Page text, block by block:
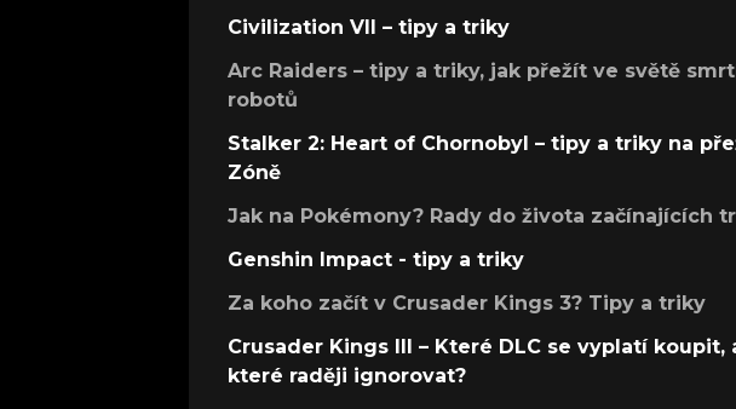
Civilization VII – tipy a triky
Arc Raiders – tipy a triky, jak přežít ve světě
robotů
Stalker 2: Heart of Chornobyl – tipy a triky na
Zóně
Jak na Pokémony? Rady do života začínajících
Genshin Impact - tipy a triky
Za koho začít v Crusader Kings 3? Tipy a triky
Crusader Kings III – Které DLC se vyplatí koupit,
které raději ignorovat?